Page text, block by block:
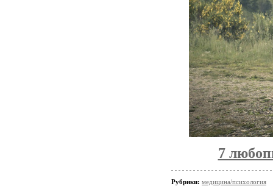
7
Рубрики: медицина/психология